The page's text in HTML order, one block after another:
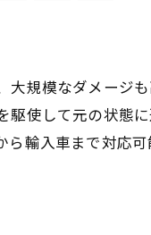
大規模なダメージ
駆使して元の状態
ら輸入車まで対応